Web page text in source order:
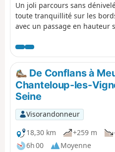
Un joli parcours sans
toute tranquillité sur les
avec un passage en hauteur
magnifique sur l'Oise. Cette
encore plus belle vue depuis
De Conflans à
Chanteloup-les-
Seine
Visorandonneur
18,30 km
+259 m
6h 00
Moyenne